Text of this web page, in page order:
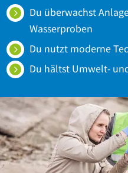
Du überwachst
Wasserproben
Du nutzt moderne
Du hältst Umwelt‑